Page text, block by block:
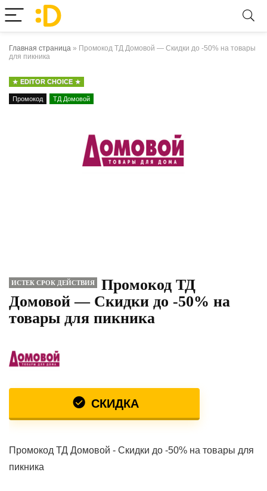
Главная страница » Промокод ТД Домовой — Скидки до -50% на товары
для пикника
EDITOR CHOICE
Промокод ТД Домовой
ИСТЕК СРОК ДЕЙСТВИЯ
Промокод ТД
Домовой — Скидки до -50% на
товары для пикника
СКИДКА
Промокод ТД Домовой - Скидки до -50% на товары для
пикника